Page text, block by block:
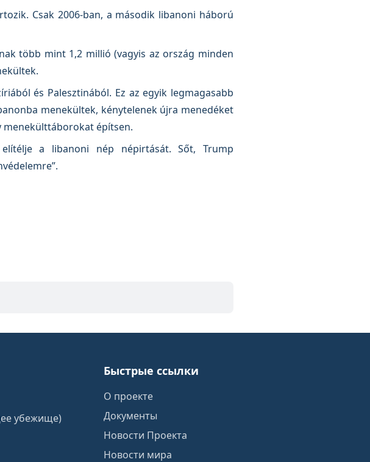
Csak 2006-ban, a második libanoni háború
több mint 1,2 millió (vagyis az ország minden
és Palesztinából. Ez az egyik legmagasabb
menekültek, kénytelenek újra menedéket
menekülttáborokat építsen.
a libanoni nép népirtását. Sőt, Trump
убежище)
Быстрые ссылки
О проекте
Документы
Новости Проекта
Новости мира